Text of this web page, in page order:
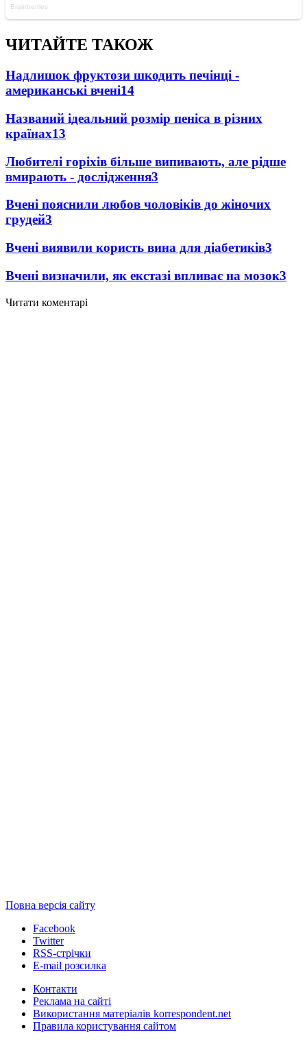
ЧИТАЙТЕ ТАКОЖ
Надлишок фруктози шкодить печінці -
американські вчені14
Названий ідеальний розмір пеніса в різних
країнах13
Любителі горіхів більше випивають, але рідше
вмирають - дослідження3
Вчені пояснили любов чоловіків до жіночих
грудей3
Вчені виявили користь вина для діабетиків3
Вчені визначили, як екстазі впливає на мозок3
Читати коментарі
Повна версія сайту
Facebook
Twitter
RSS-стрічки
E-mail розсилка
Контакти
Реклама на сайті
Використання матеріалів korrespondent.net
Правила користування сайтом